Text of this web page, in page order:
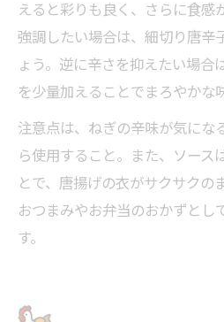
えると彩りも良く、さらに食感
強調したい場合は、細切り唐辛
ょう。逆に辛さを抑えたい場合
を少量加えることでまろやかな
注意点は、ねぎの辛味が気にな
ら使用すること。また、ソース
とで、唐揚げの衣がサクサクの
おつまみやお弁当のおかずとし
す。